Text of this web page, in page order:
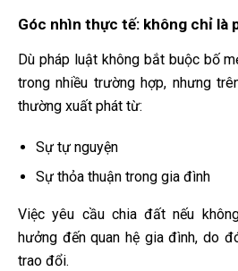
Góc nhìn thực tế: không chỉ là
Dù pháp luật không bắt buộc bố
trong nhiều trường hợp, nhưng
thường xuất phát từ:
Sự tự nguyện
Sự thỏa thuận trong gia đình
Việc yêu cầu chia đất nếu
hưởng đến quan hệ gia đình, do
trao đổi.